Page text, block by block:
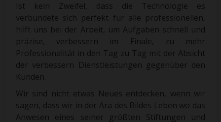
Ist kein Zweifel, dass die Technologie es
verbündete sich perfekt für alle professionellen,
hilft uns bei der Arbeit, um Aufgaben schnell und
präzise, verbessern im Finale, zu mehr
Professionalität in den Tag zu Tag mit der Absicht
der verbessern Dienstleistungen gegenüber den
Kunden.
Wir sind nicht etwas Neues entdecken, wenn wir
sagen, dass wir in der Ära des Bildes Leben wo das
Anwesen eines seiner größten Stiftungen und